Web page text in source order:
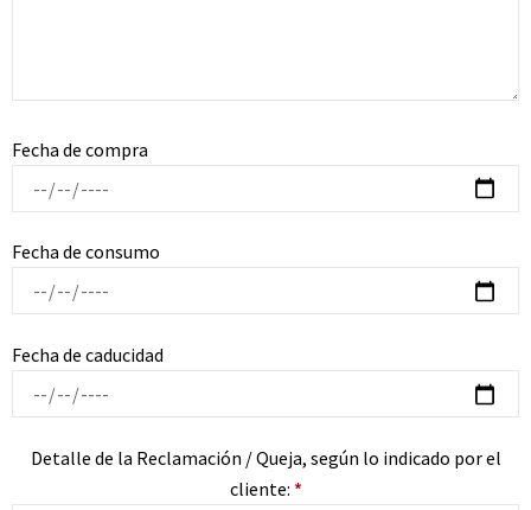
Fecha de compra
Fecha de consumo
Fecha de caducidad
Detalle de la Reclamación / Queja, según lo indicado por el
cliente: *